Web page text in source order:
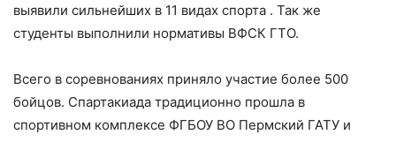
выявили сильнейших в 11 видах спорта . Так же
студенты выполнили нормативы ВФСК ГТО.
Всего в соревнованиях приняло участие более 500
бойцов. Спартакиада традиционно прошла в
спортивном комплексе ФГБОУ ВО Пермский ГАТУ и